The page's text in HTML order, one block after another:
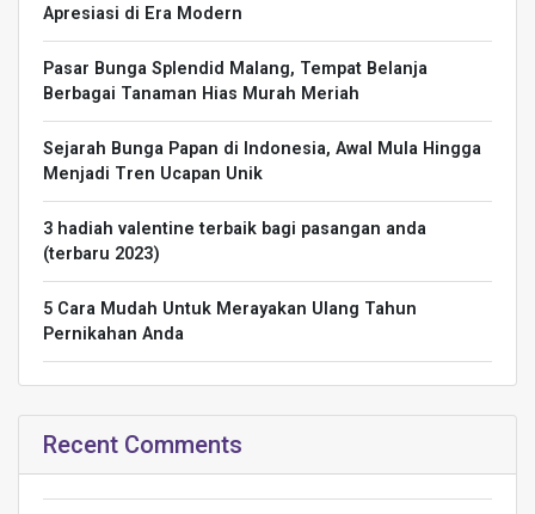
Apresiasi di Era Modern
Pasar Bunga Splendid Malang, Tempat Belanja
Berbagai Tanaman Hias Murah Meriah
Sejarah Bunga Papan di Indonesia, Awal Mula Hingga
Menjadi Tren Ucapan Unik
3 hadiah valentine terbaik bagi pasangan anda
(terbaru 2023)
5 Cara Mudah Untuk Merayakan Ulang Tahun
Pernikahan Anda
Recent Comments